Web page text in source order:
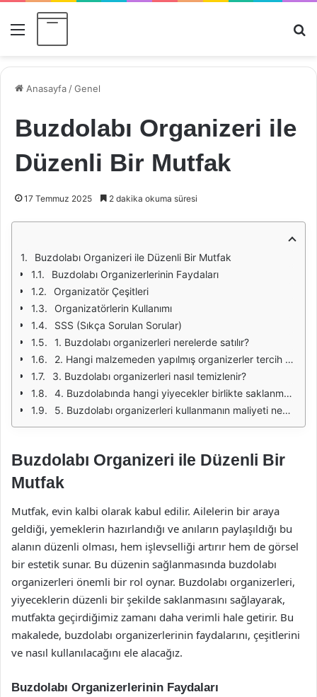
Menü
Anasayfa /Genel
Buzdolabı Organizeri ile
Düzenli Bir Mutfak
17 Temmuz 2025 2 dakika okuma süresi
Buzdolabı Organizeri ile Düzenli Bir Mutfak
Buzdolabı Organizerlerinin Faydaları
Organizatör Çeşitleri
Organizatörlerin Kullanımı
SSS (Sıkça Sorulan Sorular)
1. Buzdolabı organizerleri nerelerde satılır?
2. Hangi malzemeden yapılmış organizerler tercih edilmelidir?
3. Buzdolabı organizerleri nasıl temizlenir?
4. Buzdolabında hangi yiyecekler birlikte saklanmamalıdır?
5. Buzdolabı organizerleri kullanmanın maliyeti nedir?
Buzdolabı Organizeri ile Düzenli Bir
Mutfak
Mutfak, evin kalbi olarak kabul edilir. Ailelerin bir araya
geldiği, yemeklerin hazırlandığı ve anıların paylaşıldığı bu
alanın düzenli olması, hem işlevselliği artırır hem de görsel
bir estetik sunar. Bu düzenin sağlanmasında buzdolabı
organizerleri önemli bir rol oynar. Buzdolabı organizerleri,
yiyeceklerin düzenli bir şekilde saklanmasını sağlayarak,
mutfakta geçirdiğimiz zamanı daha verimli hale getirir. Bu
makalede, buzdolabı organizerlerinin faydalarını, çeşitlerini
ve nasıl kullanılacağını ele alacağız.
Buzdolabı Organizerlerinin Faydaları